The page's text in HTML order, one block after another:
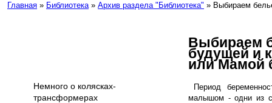
Главная » Библиотека» Архив раздела "Библиотека" » Выбираем
Немного о колясках-
трансформерах
Выбираем
будущей и
или Мамой
Период
малышом - одни из